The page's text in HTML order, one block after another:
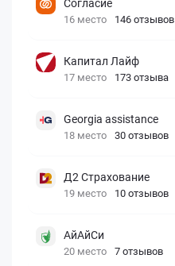
Согласие
16 место 146 отзывов
Капитал Лайф
17 место 173 отзыва
Georgia assistance
18 место 30 отзывов
Д2 Страхование
19 место 10 отзывов
АйАйСи
20 место 7 отзывов